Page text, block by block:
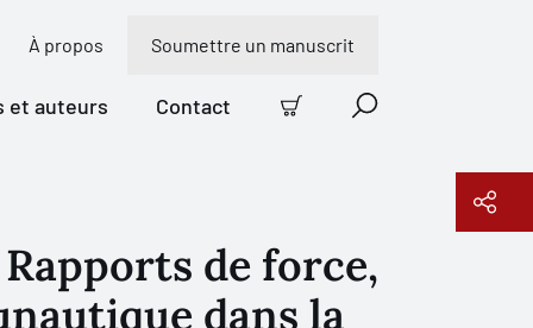
À propos Soumettre un manuscrit
et auteurs Contact
Panier Recherche
Copier le lien
de force,
dans la